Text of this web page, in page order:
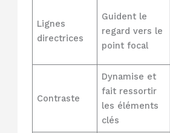
Lignes
directrices
Guident le
regard vers le
point focal
Contraste
Dynamise et
fait ressortir
les éléments
clés